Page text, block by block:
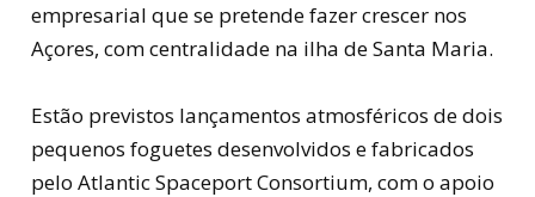
empresarial que se pretende fazer crescer nos
Açores, com centralidade na ilha de Santa Maria.
Estão previstos lançamentos atmosféricos de dois
pequenos foguetes desenvolvidos e fabricados
pelo Atlantic Spaceport Consortium, com o apoio